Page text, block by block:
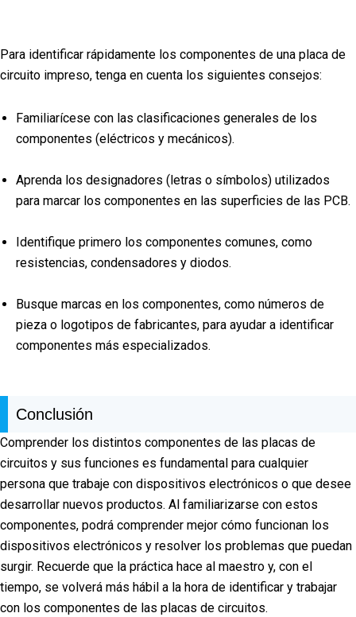
Para identificar rápidamente los componentes de una placa de
circuito impreso, tenga en cuenta los siguientes consejos:
Familiarícese con las clasificaciones generales de los
componentes (eléctricos y mecánicos).
Aprenda los designadores (letras o símbolos) utilizados
para marcar los componentes en las superficies de las PCB.
Identifique primero los componentes comunes, como
resistencias, condensadores y diodos.
Busque marcas en los componentes, como números de
pieza o logotipos de fabricantes, para ayudar a identificar
componentes más especializados.
Conclusión
Comprender los distintos componentes de las placas de
circuitos y sus funciones es fundamental para cualquier
persona que trabaje con dispositivos electrónicos o que desee
desarrollar nuevos productos. Al familiarizarse con estos
componentes, podrá comprender mejor cómo funcionan los
dispositivos electrónicos y resolver los problemas que puedan
surgir. Recuerde que la práctica hace al maestro y, con el
tiempo, se volverá más hábil a la hora de identificar y trabajar
con los componentes de las placas de circuitos.